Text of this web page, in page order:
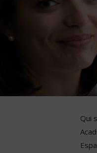
Qui